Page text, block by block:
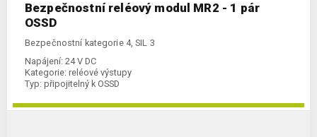
Bezpečnostní reléový modul MR2 - 1 pár
OSSD
Bezpečnostní kategorie 4, SIL 3
Napájení: 24 V DC
Kategorie: reléové výstupy
Typ: připojitelný k OSSD